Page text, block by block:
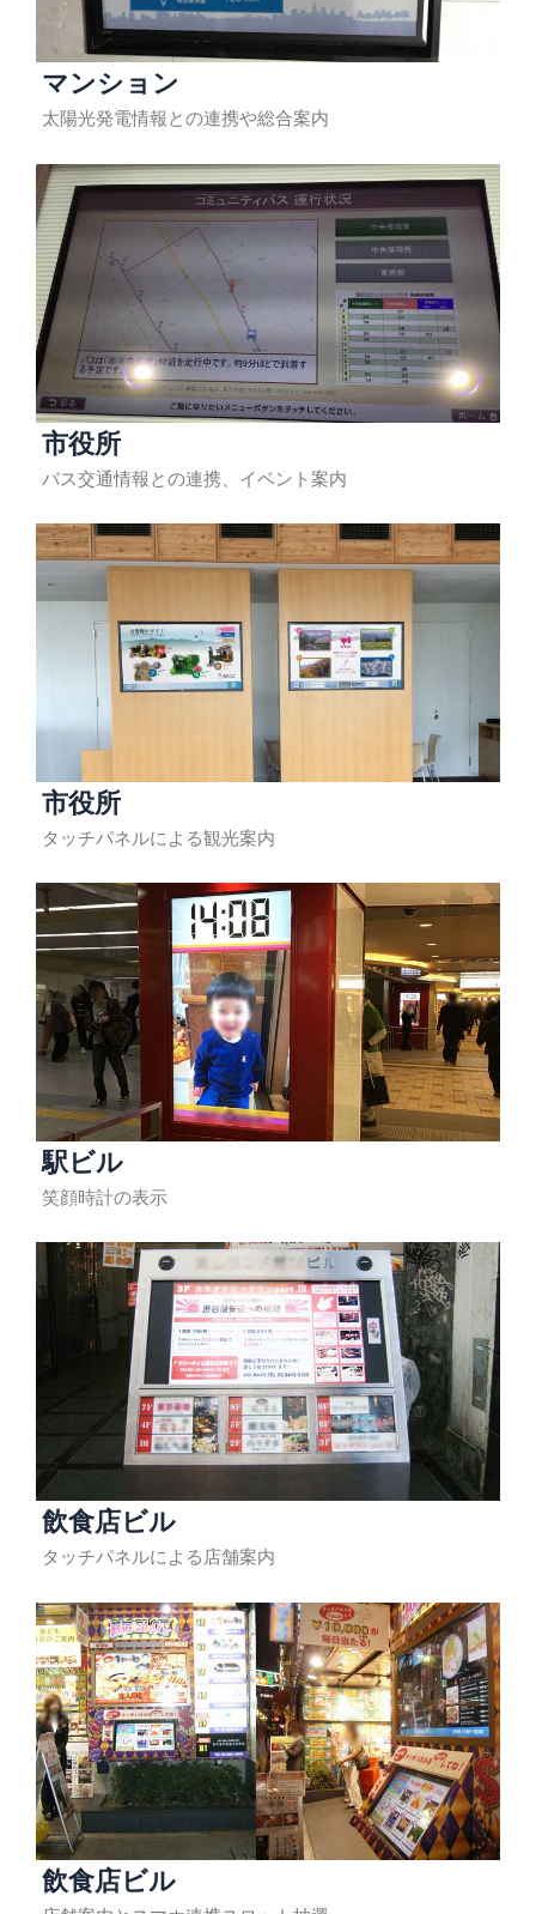
マンション
太陽光発電情報との連携や総合案内
市役所
バス交通情報との連携、イベント案内
市役所
タッチパネルによる観光案内
駅ビル
笑顔時計の表示
飲食店ビル
タッチパネルによる店舗案内
飲食店ビル